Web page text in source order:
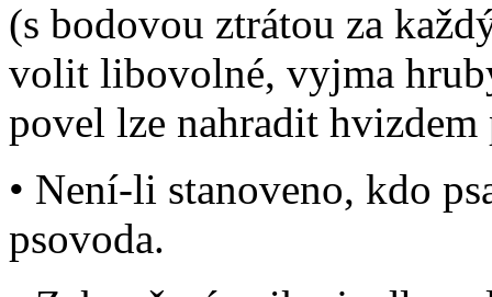
(s bodovou ztrátou za
volit libovolné, vyjma
povel lze nahradit
• Není-li stanoveno, kdo
psovoda.